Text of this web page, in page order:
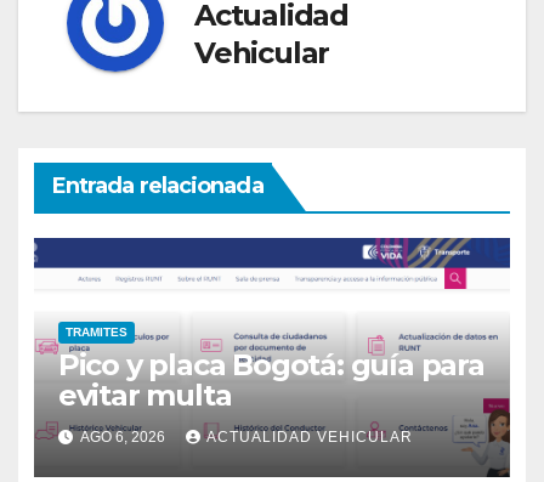
Actualidad
Vehicular
Entrada relacionada
TRAMITES
Pico y placa Bogotá: guía para
evitar multa
AGO 6, 2026 ACTUALIDAD VEHICULAR